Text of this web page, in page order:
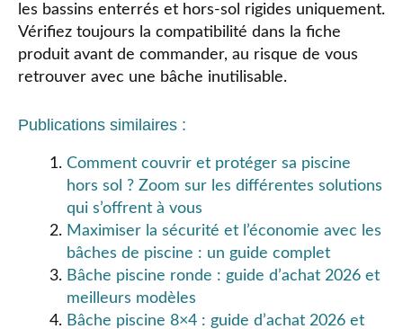
les bassins enterrés et hors-sol rigides uniquement.
Vérifiez toujours la compatibilité dans la fiche
produit avant de commander, au risque de vous
retrouver avec une bâche inutilisable.
Publications similaires :
Comment couvrir et protéger sa piscine
hors sol ? Zoom sur les différentes solutions
qui s’offrent à vous
Maximiser la sécurité et l’économie avec les
bâches de piscine : un guide complet
Bâche piscine ronde : guide d’achat 2026 et
meilleurs modèles
Bâche piscine 8×4 : guide d’achat 2026 et